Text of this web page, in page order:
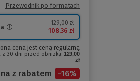
Przewodnik po formatach
129,00 zł
108,36 zł
cena jest ceną regularną
z 30 dni przed obniżką: 129,00
zł
z rabatem -16%